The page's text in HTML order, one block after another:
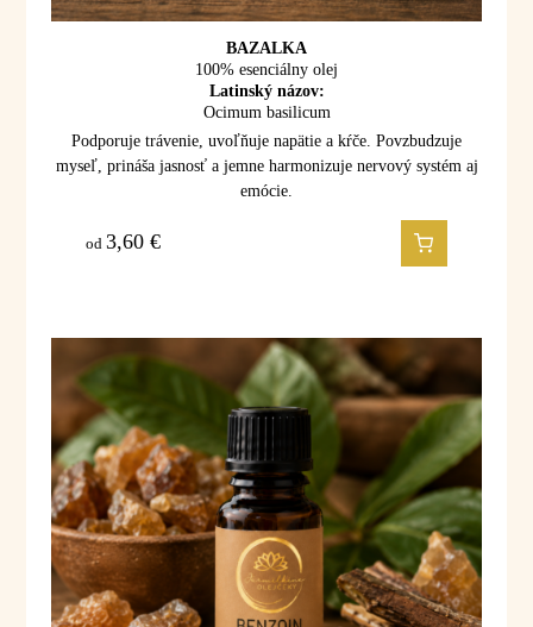
BAZALKA
100% esenciálny olej
Latinský názov:
Ocimum basilicum
Podporuje trávenie, uvoľňuje napätie a kŕče. Povzbudzuje
myseľ, prináša jasnosť a jemne harmonizuje nervový systém aj
emócie.
od 3,60€